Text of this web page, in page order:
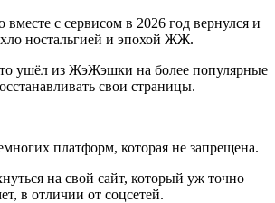
вместе с сервисом в 2026 год вернулся и
ностальгией и эпохой ЖЖ.
то ушёл из ЖэЖэшки на более популярные
свои страницы.
платформ, которая не запрещена.
на свой сайт, который уж точно
в отличии от соцсетей.